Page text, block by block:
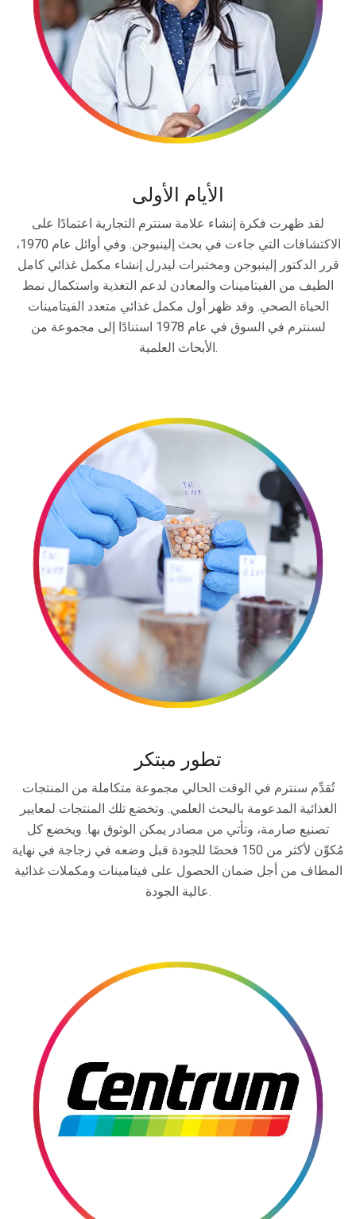
الأيام الأولى
لقد ظهرت فكرة إنشاء علامة سنترم التجارية اعتمادًا على
الاكتشافات التي جاءت في بحث إلينبوجن. وفي أوائل عام 1970،
قرر الدكتور إلينبوجن ومختبرات ليدرل إنشاء مكمل غذائي كامل
الطيف من الفيتامينات والمعادن لدعم التغذية واستكمال نمط
الحياة الصحي. وقد ظهر أول مكمل غذائي متعدد الفيتامينات
لسنترم في السوق في عام 1978 استنادًا إلى مجموعة من
الأبحاث العلمية.
تطور مبتكر
تُقدِّم سنترم في الوقت الحالي مجموعة متكاملة من المنتجات
الغذائية المدعومة بالبحث العلمي. وتخضع تلك المنتجات لمعايير
تصنيع صارمة، وتأتي من مصادر يمكن الوثوق بها. ويخضع كل
مُكوِّن لأكثر من 150 فحصًا للجودة قبل وضعه في زجاجة في نهاية
المطاف من أجل ضمان الحصول على فيتامينات ومكملات غذائية
عالية الجودة.